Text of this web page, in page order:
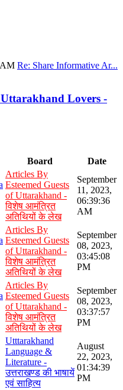
Re: Share Informative Ar...
Lovers -
Board Date
Articles By
Esteemed Guests
of Uttarakhand -
विशेष आमंत्रित
अतिथियों के लेख
September
11, 2023,
06:39:36
AM
Articles By
Esteemed Guests
of Uttarakhand -
विशेष आमंत्रित
अतिथियों के लेख
September
08, 2023,
03:45:08
PM
Articles By
Esteemed Guests
of Uttarakhand -
विशेष आमंत्रित
अतिथियों के लेख
September
08, 2023,
03:37:57
PM
Utttarakhand
Language &
Literature -
उत्तराखण्ड की भाषायें
एवं साहित्य
August
22, 2023,
01:34:39
PM